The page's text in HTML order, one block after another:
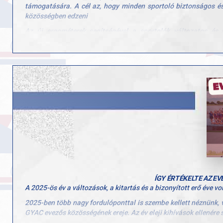
Gratulálunk minden versenyzőnknek a téli munka meghozta
támogatására. A cél az, hogy minden sportoló biztonságos
közösségben edzeni
felé, aki nehezebb körülmények között keresi a mozgás örömét
Az eszközök beszerzése a Magyar Paralimpiai Bizottság
keretében valósult meg.
ÍGY ÉRTÉKELTE AZ
A 2025-ös év a változások, a kitartás és a bizonyított erő éve
2025-ben több nagy fordulóponttal is szembe kellett
GYAC evezős közösségének ereje. Az év eleji kihívások